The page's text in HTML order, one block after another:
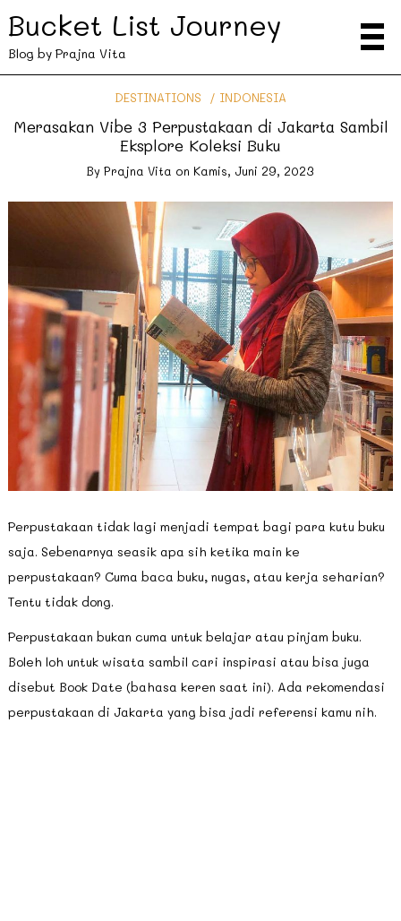
Bucket List Journey
Blog by Prajna Vita
DESTINATIONS INDONESIA
Merasakan Vibe 3 Perpustakaan di Jakarta Sambil
Eksplore Koleksi Buku
By Prajna Vita on Kamis, Juni 29, 2023
Perpustakaan tidak lagi menjadi tempat bagi para kutu buku
saja. Sebenarnya seasik apa sih ketika main ke
perpustakaan? Cuma baca buku, nugas, atau kerja seharian?
Tentu tidak dong.
Perpustakaan bukan cuma untuk belajar atau pinjam buku.
Boleh loh untuk wisata sambil cari inspirasi atau bisa juga
disebut Book Date (bahasa keren saat ini). Ada rekomendasi
perpustakaan di Jakarta yang bisa jadi referensi kamu nih.